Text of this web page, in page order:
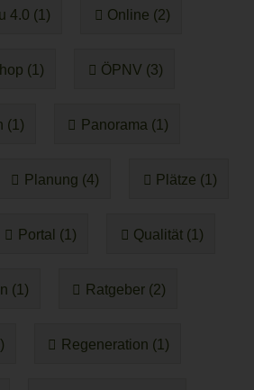
4.0 (1) Online (2)
(1) ÖPNV (3)
(1) Panorama (1)
Planung (4) Plätze (1)
Portal (1) Qualität (1)
(1) Ratgeber (2)
Regeneration (1)